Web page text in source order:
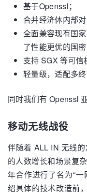
基于Openssl；
合并经济体内部
全面兼容现有国
了性能更优的国
支持 SGX 等可信
轻量级，适配多终
同时我们有 Openssl
移动无线战役
伴随着 ALL IN 无线
的人数增长和场景复
年合作进行了名为“
绍具体的技术改造前